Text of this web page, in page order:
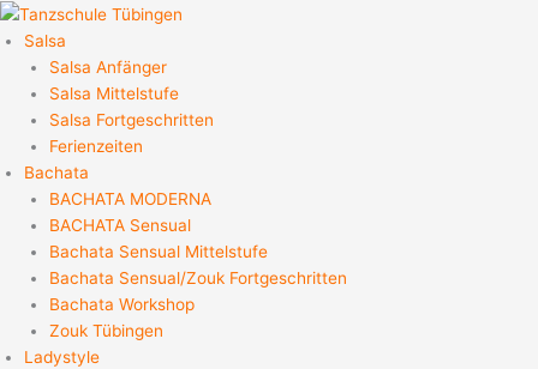
Zum
Inhalt
springen
Salsa
Salsa Anfänger
Salsa Mittelstufe
Salsa Fortgeschritten
Ferienzeiten
Bachata
BACHATA MODERNA
BACHATA Sensual
Bachata Sensual Mittelstufe
Bachata Sensual/Zouk Fortgeschritten
Bachata Workshop
Zouk Tübingen
Ladystyle